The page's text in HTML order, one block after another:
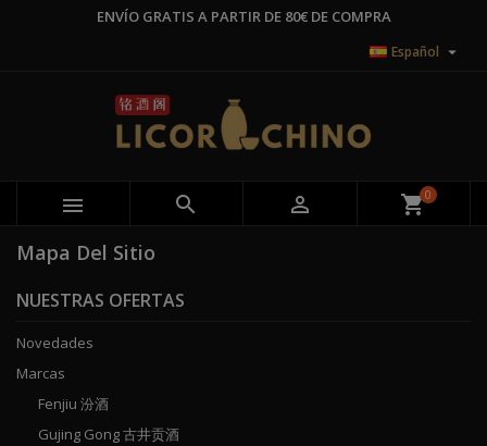
ENVÍO GRATIS A PARTIR DE 80€ DE COMPRA
Español 
   shopping_cart0
Mapa Del Sitio
NUESTRAS OFERTAS
Novedades
Marcas
Fenjiu 汾酒
Gujing Gong 古井贡酒
×
Create new list
×
((confirmMessage))
×
Nombre de la lista de deseos
Cancelar Crear lista de deseos
×
Debe iniciar sesión para guardar productos en su lista
de deseos.
Iniciar sesión